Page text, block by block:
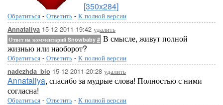
[350x284]
Обратиться - Ответить - К полной версии
Annataliya 15-12-2011-19:42 удалить
Ответ на комментарий Snowbaby # В смысле, живут полной
жизнью или наоборот?
Обратиться - Ответить - К полной версии
nadezhda_bio 15-12-2011-20:28 удалить
Annataliya, спасибо за мудрые слова! Полностью с ними
согласна!
Обратиться - Ответить - К полной версии